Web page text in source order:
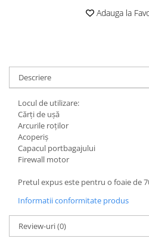
Adauga la
Descriere
Locul de utilizare:
Cărți de ușă
Arcurile roților
Acoperiş
Capacul portbagajului
Firewall motor
Pretul expus este pentru o foaie de
Informatii conformitate produs
Review-uri(0)